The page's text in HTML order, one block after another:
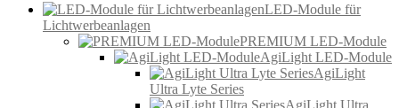
LED-Module für
Lichtwerbeanlagen
PREMIUM LED-Module
AgiLight LED-Module
AgiLight
Ultra Lyte Series
AgiLight Ultra